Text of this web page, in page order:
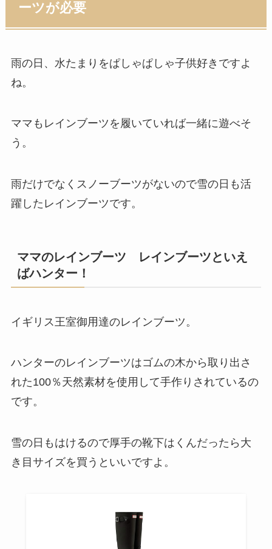
ーツが必要
雨の日、水たまりをぱしゃぱしゃ子供好きですよ
ね。
ママもレインブーツを履いていれば一緒に遊べそ
う。
雨だけでなくスノーブーツがないので雪の日も活
躍したレインブーツです。
ママのレインブーツ レインブーツといえ
ばハンター！
イギリス王室御用達のレインブーツ。
ハンターのレインブーツはゴムの木から取り出さ
れた100％天然素材を使用して手作りされているの
です。
雪の日もはけるので厚手の靴下はくんだったら大
き目サイズを買うといいですよ。